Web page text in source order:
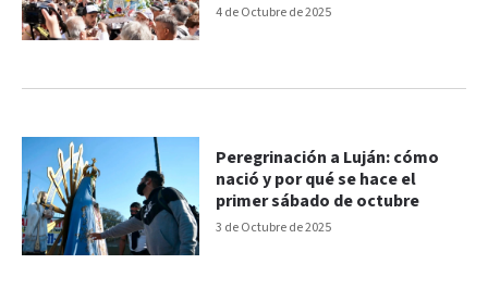
4 de Octubre de 2025
3 de Octubre de 2025
Peregrinación a Luján: cómo
nació y por qué se hace el
primer sábado de octubre